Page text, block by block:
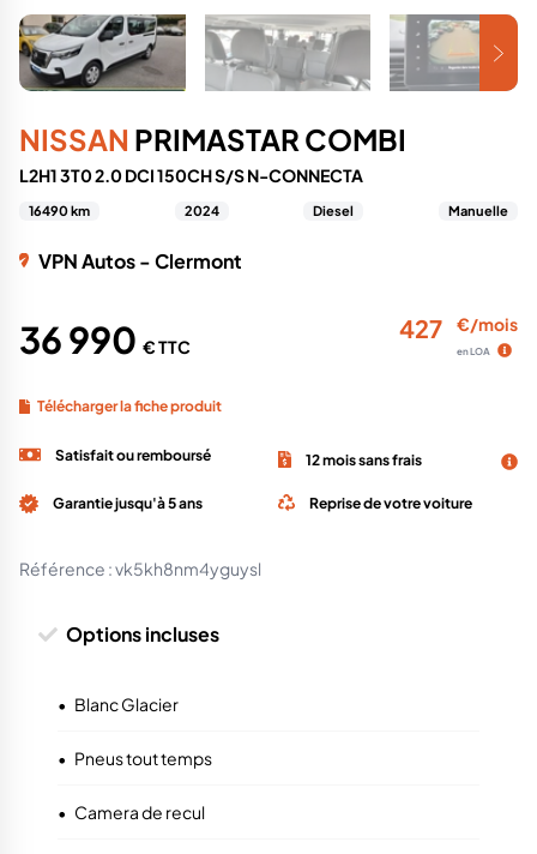
NISSAN PRIMASTAR COMBI
L2H1 3T0 2.0 DCI 150CH S/S N-CONNECTA
16490 km 2024 Diesel Manuelle
VPN Autos - Clermont
36 990 € TTC
427 €/mois
en LOA
Télécharger la fiche produit
Satisfait ou remboursé 12 mois sans frais
Garantie jusqu'à 5 ans Reprise de votre voiture
Référence :vk5kh8nm4yguysl
Options incluses
• Blanc Glacier
• Pneus tout temps
• Camera de recul